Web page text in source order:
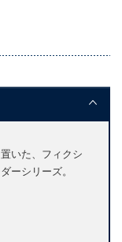
いた、フィクシ
ーシリーズ。